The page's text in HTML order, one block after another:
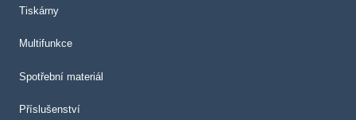
Tiskárny
Multifunkce
Spotřební materiál
Příslušenství